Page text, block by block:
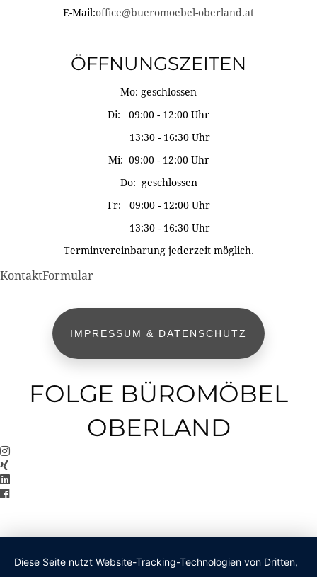
E-Mail:office@bueromoebel-oberland.at
ÖFFNUNGSZEITEN
Mo: geschlossen
Di: 09:00 - 12:00 Uhr
13:30 - 16:30 Uhr
Mi: 09:00 - 12:00 Uhr
Do: geschlossen
Fr: 09:00 - 12:00 Uhr
13:30 - 16:30 Uhr
Terminvereinbarung jederzeit möglich.
KontaktFormular
IMPRESSUM & DATENSCHUTZ
FOLGE BÜROMÖBEL
OBERLAND
Diese Seite nutzt Website-Tracking-Technologien von Dritten,